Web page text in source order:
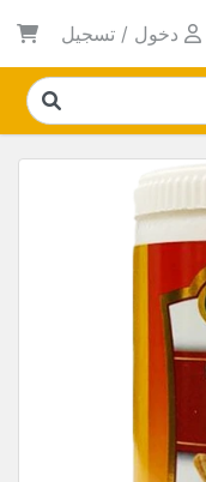
دخول / تسجيل